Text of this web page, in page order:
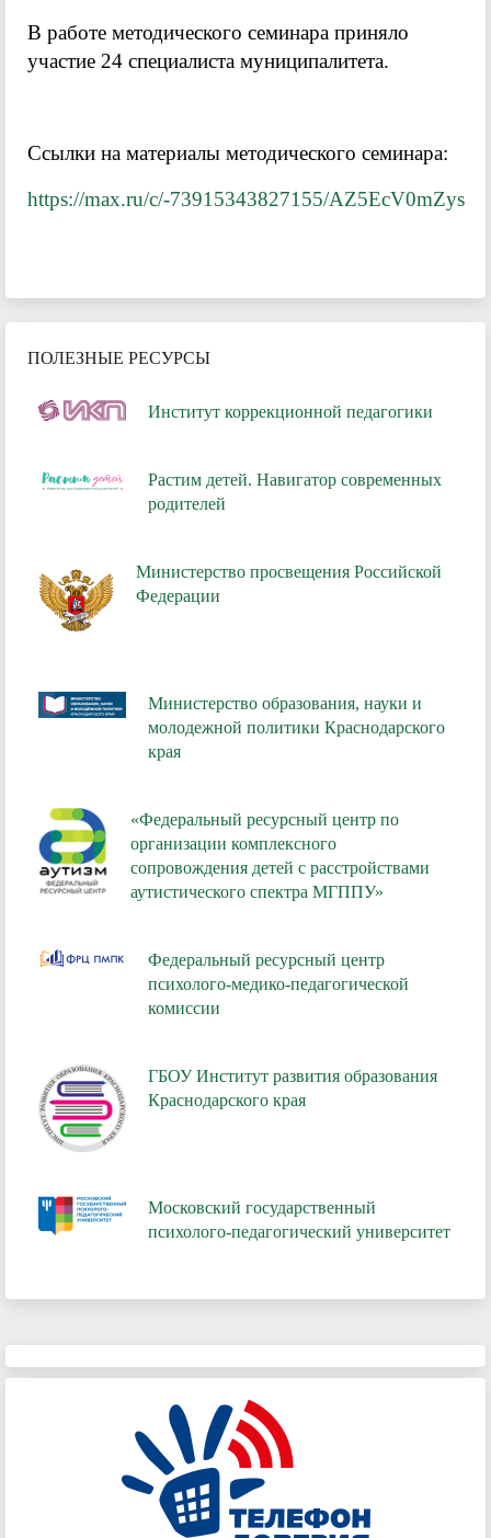
В работе методического семинара приняло
участие 24 специалиста муниципалитета.
Ссылки на материалы методического семинара:
https://max.ru/c/-73915343827155/AZ5EcV0mZys
ПОЛЕЗНЫЕ РЕСУРСЫ
Институт коррекционной педагогики
Растим детей. Навигатор современных
родителей
Министерство просвещения Российской
Федерации
Министерство образования, науки и
молодежной политики Краснодарского
края
«Федеральный ресурсный центр по
организации комплексного
сопровождения детей с расстройствами
аутистического спектра МГППУ»
Федеральный ресурсный центр
психолого-медико-педагогической
комиссии
ГБОУ Институт развития образования
Краснодарского края
Московский государственный
психолого-педагогический университет